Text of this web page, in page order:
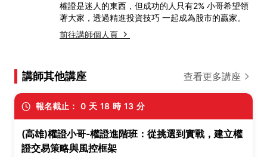
權證是迷人的東西，但成功的人只有2% 小哥希望領
著大家，透過精進投資技巧 一起成為股市的贏家。
前往講師個人頁
講師其他講座 查看更多講座
報名截止： 0 天 18 時 13 分
(高雄)權證小哥-權證進階班：從挑選到實戰，建立權
證交易策略與風控框架